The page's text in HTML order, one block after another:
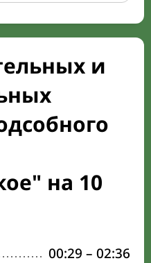
и
на 10
00:29 – 02:36